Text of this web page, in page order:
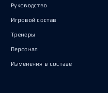
Руководство
Игровой состав
Тренеры
Персонал
Изменения в составе